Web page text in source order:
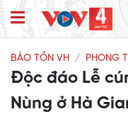
BẢO TỒN VH PHONG
Độc đáo Lễ
Nùng ở Hà